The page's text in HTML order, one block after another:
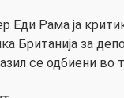
Еди Рама ја
Британија за
се одбиени во